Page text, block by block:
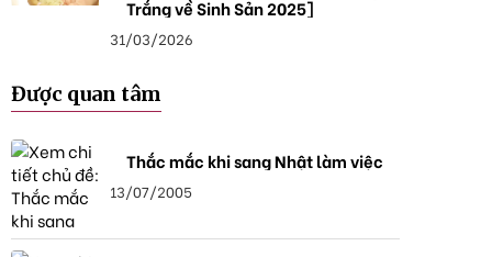
Trắng về Sinh Sản 2025]
31/03/2026
Được quan tâm
Thắc mắc khi sang Nhật làm việc
13/07/2005